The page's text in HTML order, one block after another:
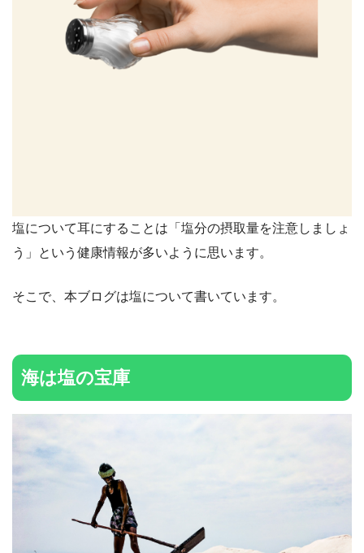
塩について耳にすることは「塩分の摂取量を注意しましょ
う」という健康情報が多いように思います。
そこで、本ブログは塩について書いています。
海は塩の宝庫